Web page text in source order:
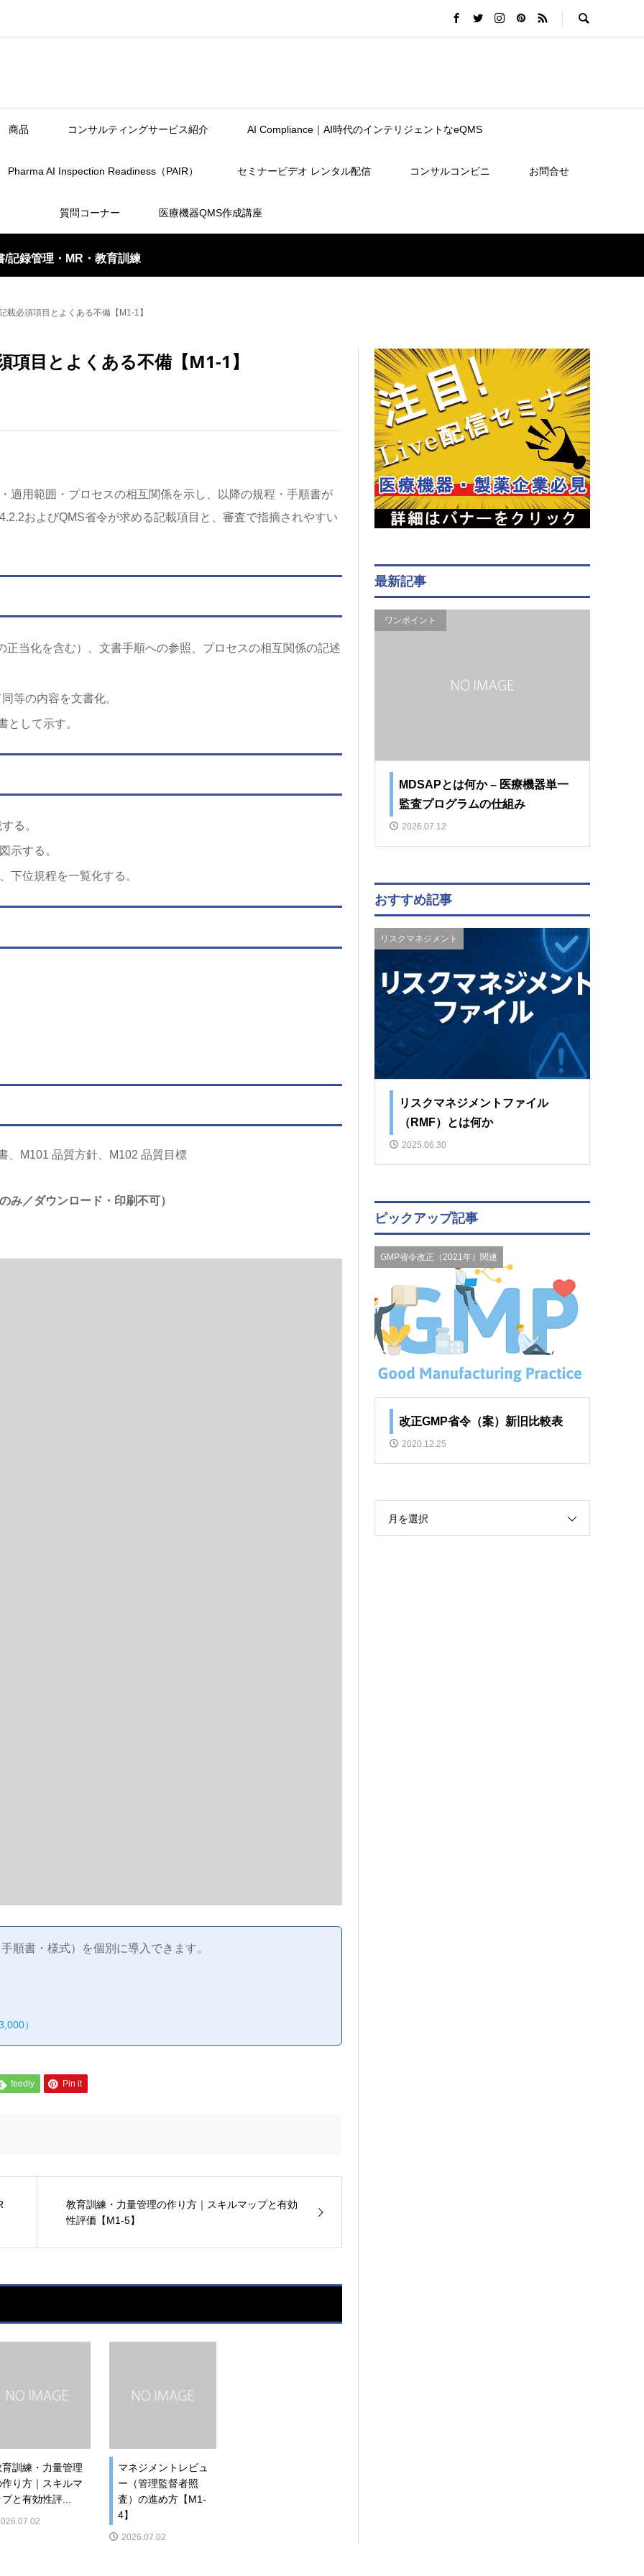
商品 コンサルティングサービス紹介 AI Compliance｜AI時代のインテリジェントなeQMS
Pharma AI Inspection Readiness（PAIR） セミナービデオ レンタル配信 コンサルコンビニ お問合せ
質問コーナー 医療機器QMS作成講座
/記録管理・MR・教育訓練
載必須項目とよくある不備【M1-1】
目とよくある不備【M1-1】
適用範囲・プロセスの相互関係を示し、以降の規程・手順書が
およびQMS省令が求める記載項目と、審査で指摘されやすい
正当化を含む）、文書手順への参照、プロセスの相互関係の記述
等の内容を文書化。
として示す。
る。
示する。
下位規程を一覧化する。
、M101 品質方針、M102 品質目標
み／ダウンロード・印刷不可）
順書・様式）を個別に導入できます。
）
feedly Pin it
教育訓練・力量管理の作り方｜スキルマップと有効
性評価【M1-5】
育訓練・力量管理
作り方｜スキルマ
プと有効性評...
マネジメントレビュ
ー（管理監督者照
査）の進め方【M1-
4】
2026.07.02
最新記事
ワンポイント
MDSAPとは何か – 医療機器単一
監査プログラムの仕組み
2026.07.12
おすすめ記事
リスクマネジメント
リスクマネジメントファイル
（RMF）とは何か
2025.06.30
ピックアップ記事
GMP省令改正（2021年）関連
改正GMP省令（案）新旧比較表
2020.12.25
月を選択